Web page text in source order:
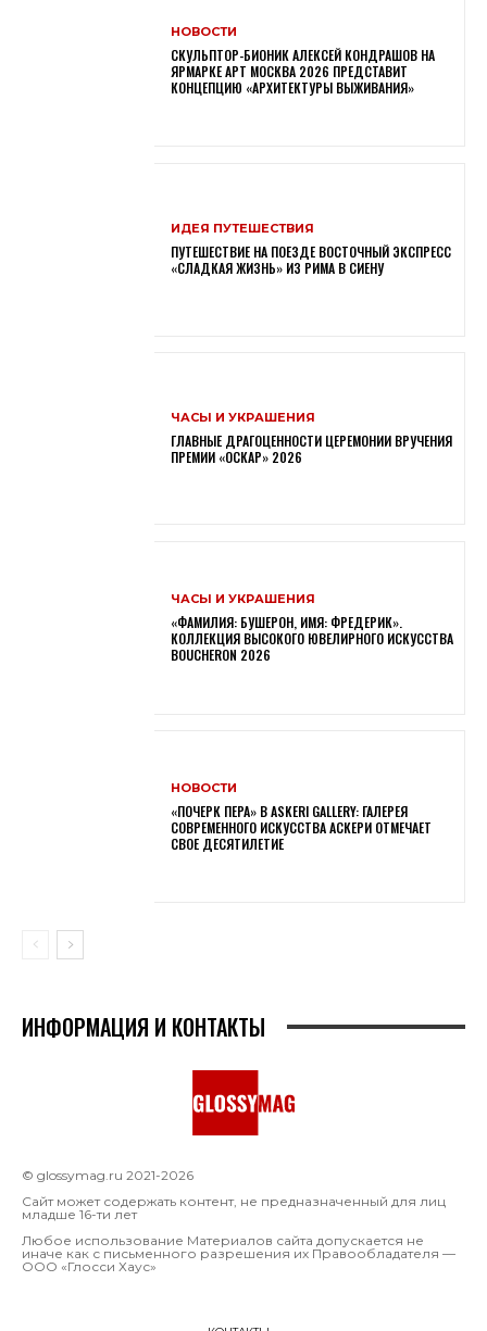
НОВОСТИ
СКУЛЬПТОР-БИОНИК АЛЕКСЕЙ КОНДРАШОВ НА
ЯРМАРКЕ АРТ МОСКВА 2026 ПРЕДСТАВИТ
КОНЦЕПЦИЮ «АРХИТЕКТУРЫ ВЫЖИВАНИЯ»
ИДЕЯ ПУТЕШЕСТВИЯ
ПУТЕШЕСТВИЕ НА ПОЕЗДЕ ВОСТОЧНЫЙ ЭКСПРЕСС
«СЛАДКАЯ ЖИЗНЬ» ИЗ РИМА В СИЕНУ
ЧАСЫ И УКРАШЕНИЯ
ГЛАВНЫЕ ДРАГОЦЕННОСТИ ЦЕРЕМОНИИ ВРУЧЕНИЯ
ПРЕМИИ «ОСКАР» 2026
ЧАСЫ И УКРАШЕНИЯ
«ФАМИЛИЯ: БУШЕРОН, ИМЯ: ФРЕДЕРИК».
КОЛЛЕКЦИЯ ВЫСОКОГО ЮВЕЛИРНОГО ИСКУССТВА
BOUCHERON 2026
НОВОСТИ
«ПОЧЕРК ПЕРА» В ASKERI GALLERY: ГАЛЕРЕЯ
СОВРЕМЕННОГО ИСКУССТВА АСКЕРИ ОТМЕЧАЕТ
СВОЕ ДЕСЯТИЛЕТИЕ
ИНФОРМАЦИЯ И КОНТАКТЫ
© glossymag.ru 2021-2026
Сайт может содержать контент, не предназначенный для лиц
младше 16-ти лет
Любое использование Материалов сайта допускается не
иначе как с письменного разрешения их Правообладателя —
OOO «Глосси Хаус»